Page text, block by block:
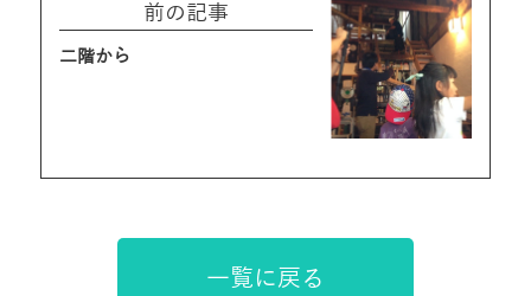
前の記事
二階から
一覧に戻る